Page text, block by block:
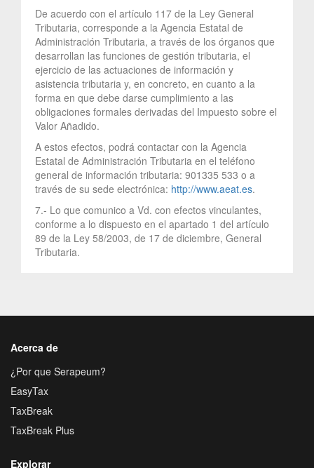
De acuerdo con el artículo 117 de la Ley General
Tributaria, corresponde a la Agencia Estatal de
Administración Tributaria, a través de los órganos que
desarrollan las funciones de gestión tributaria, el
ejercicio de las actuaciones de información y
asistencia tributaria y, en concreto, en cuanto a la
forma en que debe darse cumplimiento a las
obligaciones formales derivadas del Impuesto sobre el
Valor Añadido.
A estos efectos, podrá contactar con la Agencia
Estatal de Administración Tributaria en el teléfono
general de información tributaria: 901335 533 o a
través de su sede electrónica: http://www.aeat.es.
7.- Lo que comunico a Vd. con efectos vinculantes,
conforme a lo dispuesto en el apartado 1 del artículo
89 de la Ley 58/2003, de 17 de diciembre, General
Tributaria.
Acerca de
¿Por que Serapeum?
EasyTax
TaxBreak
TaxBreak Plus
Explorar